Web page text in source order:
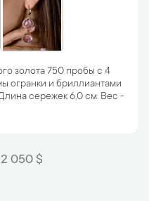
золота 750 пробы с 4
огранки и бриллиантами
сережек 6,0 см. Вес -
2 050 $